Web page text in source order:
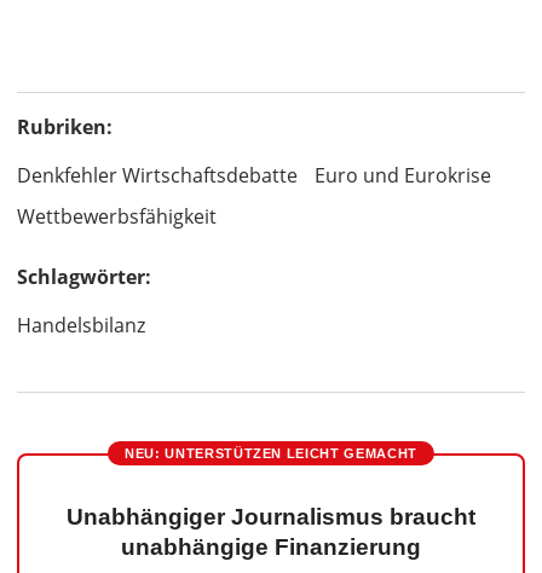
Rubriken:
Denkfehler Wirtschaftsdebatte
Euro und Eurokrise
Wettbewerbsfähigkeit
Schlagwörter:
Handelsbilanz
NEU: UNTERSTÜTZEN LEICHT GEMACHT
Unabhängiger Journalismus braucht
unabhängige Finanzierung